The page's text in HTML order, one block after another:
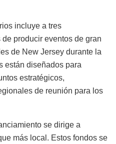
incluye a tres
producir eventos de gran
de New Jersey durante la
están diseñados para
estratégicos,
de reunión para los
se dirige a
más local. Estos fondos se